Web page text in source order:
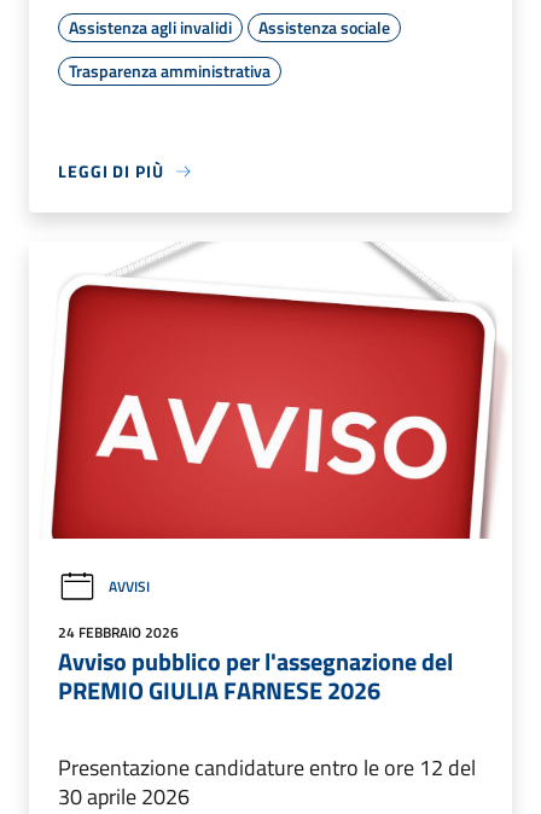
Assistenza agli invalidi
Assistenza sociale
Trasparenza amministrativa
LEGGI DI PIÙ
AVVISI
24 FEBBRAIO 2026
Avviso pubblico per l'assegnazione del
PREMIO GIULIA FARNESE 2026
Presentazione candidature entro le ore 12 del
30 aprile 2026